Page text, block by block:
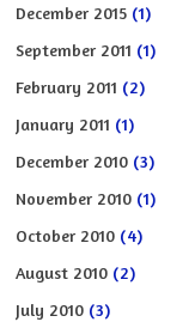
December 2015 (1)
September 2011 (1)
February 2011 (2)
January 2011 (1)
December 2010 (3)
November 2010 (1)
October 2010 (4)
August 2010 (2)
July 2010 (3)